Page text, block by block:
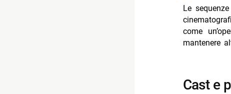
Le
come
mantenere
cast e